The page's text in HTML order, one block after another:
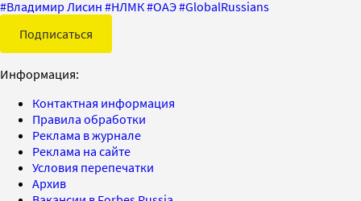
#Владимир Лисин #НЛМК#ОАЭ#GlobalRussians
Подписаться
Информация:
Контактная информация
Правила обработки
Реклама в журнале
Реклама на сайте
Условия перепечатки
Архив